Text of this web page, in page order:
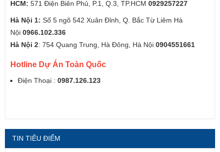
HCM: 571 Điện Biên Phủ, P.1, Q.3, TP.HCM 0929257227
Hà Nội 1: Số 5 ngõ 542 Xuân Đỉnh, Q. Bắc Từ Liêm Hà
Nội 0966.102.336
Hà Nội 2: 754 Quang Trung, Hà Đông, Hà Nội 0904551661
Hotline Dự Án Toàn Quốc
Điện Thoại : 0987.126.123
TIN TIÊU ĐIỂM